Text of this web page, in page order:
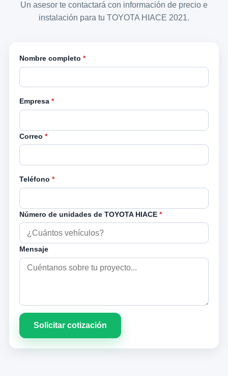
Un asesor te contactará con información de precio e
instalación para tu TOYOTA HIACE 2021.
Nombre completo *
Empresa *
Correo *
Teléfono *
Número de unidades de TOYOTA HIACE *
Mensaje
Solicitar cotización